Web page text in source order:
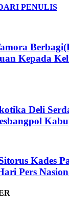
PENULIS
Kepada
Deli
Kades
Pers